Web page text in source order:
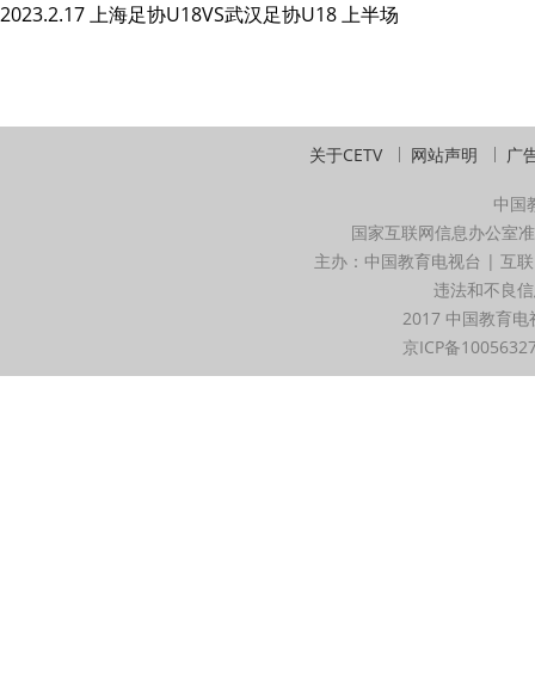
2023.2.17 上海足协U18VS武汉足协U18 上半场
关于CETV 网站声明 广
中国
国家互联网信息办公室
主办：中国教育电视台 | 互
违法和不良
2017 中国教育
京ICP备